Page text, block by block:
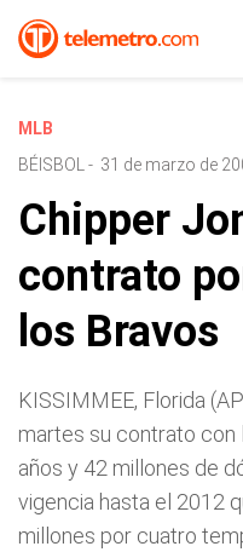
MLB
BÉISBOL
- 31 de marzo de
Chipper
contrato
los Bravos
KISSIMMEE, Florida
martes su contrato con
años y 42 millones de
vigencia hasta el 2012
millones por cuatro